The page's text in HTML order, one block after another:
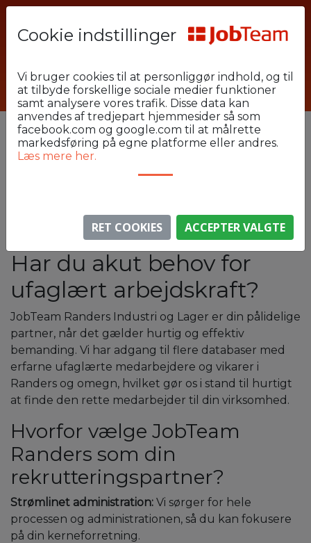
Forside
Arbejdsgiver
Industri og Lager
Randers
Vikar og rekruttering
i Randers og omegn
fabrik og lager
Har du akut behov for
ufaglært arbejdskraft?
JobTeam Randers Industri og Lager er din pålidelige
partner, når det gælder hurtig og effektiv
bemanding. Vi har adgang til flere databaser med
erfarne ufaglærte medarbejdere og vikarer i
Randers og omegn, hvilket gør os i stand til hurtigt
at finde den rette medarbejder til din virksomhed.
Hvorfor vælge JobTeam
Randers som din
rekrutteringspartner?
Strømlinet administration: Vi sørger for hele
processen og administrationen, så du kan fokusere
på din kerneforretning.
Cookie indstillinger
Vi bruger cookies til at personliggør indhold, og til
at tilbyde forskellige sociale medier funktioner
samt analysere vores trafik. Disse data kan
anvendes af tredjepart hjemmesider så som
facebook.com og google.com til at målrette
markedsføring på egne platforme eller andres.
Læs mere her.
RET COOKIES ACCEPTER VALGTE